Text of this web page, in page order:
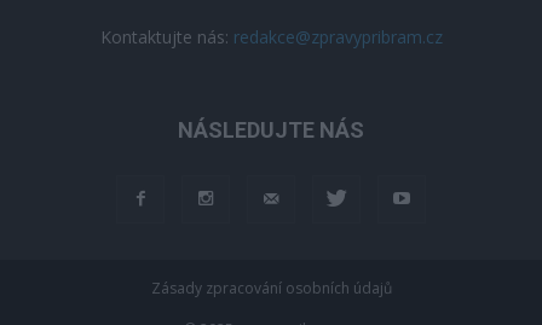
Kontaktujte nás: redakce@zpravypribram.cz
NÁSLEDUJTE NÁS
Zásady zpracování osobních údajů